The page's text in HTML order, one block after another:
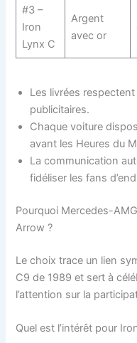
#3 –
Iron
Lynx C
Argent
avec or
Les livrées
publicitaires.
Chaque voiture
avant les Heures du
La communication
fidéliser les fans
Pourquoi Mercedes-
Arrow ?
Le choix trace un lien
C9 de 1989 et sert à
l’attention sur la
Quel est l’intérêt pour